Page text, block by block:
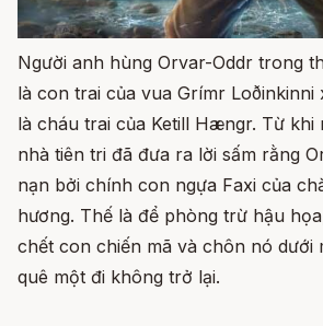
Người anh hùng Orvar-Oddr trong
là con trai của vua Grímr Loðinkinni
là cháu trai của Ketill Hængr. Từ khi
nhà tiên tri đã đưa ra lời sấm rằng
nạn bởi chính con ngựa Faxi của
hương. Thế là để phòng trừ hậu
chết con chiến mã và chôn nó dưới
quê một đi không trở lại.